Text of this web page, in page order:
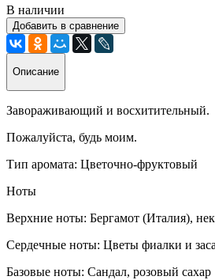
В наличии
Добавить в сравнение
Описание
Завораживающий и восхитительный.
Пожалуйста, будь моим.
Тип аромата: Цветочно-фруктовый
Ноты
Верхние ноты: Бергамот (Италия),
Сердечные ноты: Цветы фиалки и
Базовые ноты: Сандал, розовый сахар